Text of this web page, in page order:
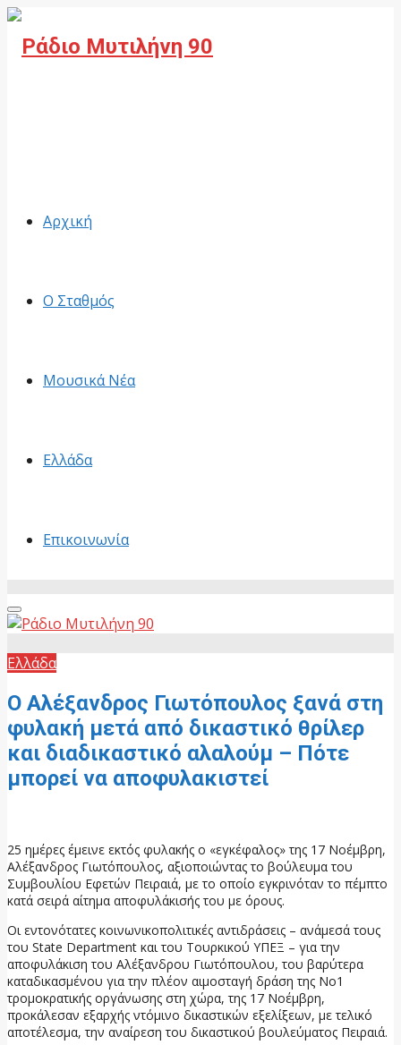
Αρχική
Ο Σταθμός
Μουσικά Νέα
Ελλάδα
Επικοινωνία
Primary
Menu
Ελλάδα
Ο Αλέξανδρος Γιωτόπουλος ξανά στη
φυλακή μετά από δικαστικό θρίλερ
και διαδικαστικό αλαλούμ – Πότε
μπορεί να αποφυλακιστεί
25 ημέρες έμεινε εκτός φυλακής ο «εγκέφαλος» της 17 Νοέμβρη,
Αλέξανδρος Γιωτόπουλος, αξιοποιώντας το βούλευμα του
Συμβουλίου Εφετών Πειραιά, με το οποίο εγκρινόταν το πέμπτο
κατά σειρά αίτημα αποφυλάκισής του με όρους.
Οι εντονότατες κοινωνικοπολιτικές αντιδράσεις – ανάμεσά τους
του State Department και του Τουρκικού ΥΠΕΞ – για την
αποφυλάκιση του Αλέξανδρου Γιωτόπουλου, του βαρύτερα
καταδικασμένου για την πλέον αιμοσταγή δράση της Νο1
τρομοκρατικής οργάνωσης στη χώρα, της 17 Νοέμβρη,
προκάλεσαν εξαρχής ντόμινο δικαστικών εξελίξεων, με τελικό
αποτέλεσμα, την αναίρεση του δικαστικού βουλεύματος Πειραιά.